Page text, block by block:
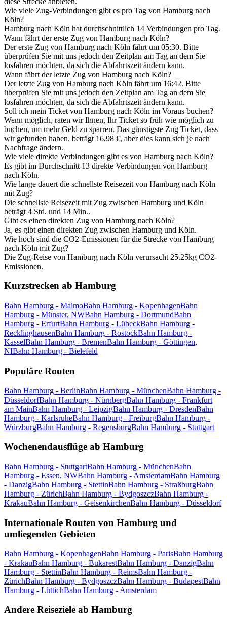
Wie viele Zug-Verbindungen gibt es pro Tag von Hamburg nach
Köln?
Hamburg nach Köln hat durchschnittlich 14 Verbindungen pro Tag.
Wann fährt der erste Zug von Hamburg nach Köln?
Der erste Zug von Hamburg nach Köln fährt um 05:30. Bitte
überprüfen Sie mit uns jedoch den Zeitplan am Tag an dem Sie
losfahren möchten, da sich die Abfahrtszeit ändern kann.
Wann fährt der letzte Zug von Hamburg nach Köln?
Der letzte Zug von Hamburg nach Köln fährt um 16:42. Bitte
überprüfen Sie mit uns jedoch den Zeitplan am Tag an dem Sie
losfahren möchten, da sich die Abfahrtszeit ändern kann.
Soll ich mein Ticket von Hamburg nach Köln im Voraus buchen?
Wenn möglich, raten wir Ihnen, Ihr Ticket so früh wie möglich zu
buchen, um mehr Geld zu sparren. Das günstigste Zug Ticket, dass
wir gefunden haben, beträgt 16,98 €, aber dies kann sich je nach
Nachfrage ändern.
Wie viele direkte Verbindungen gibt es von Hamburg nach Köln?
Es gibt im Durchschnitt 13 direkte Verbindungen von Hamburg
nach Köln.
Wie lange dauert die schnellste Reisezeit von Hamburg nach Köln
mit Zug?
Die schnellste Reisezeit mit Zug zwischen Hamburg und Köln
beträgt 4 Std. und 14 Min..
Gibt es einen direkten Zug von Hamburg nach Köln?
Ja, es gibt einen direkten Zug zwischen Hamburg und Köln.
Wie hoch sind die CO2-Emissionen für die Strecke von Hamburg
nach Köln mit Zug?
Die Zug-Reise von Hamburg nach Köln verursacht 25.25kg CO2-
Emissionen.
Kurzstrecken ab Hamburg
Bahn Hamburg - MalmoBahn Hamburg - KopenhagenBahn
Hamburg - Münster, NWBahn Hamburg - DortmundBahn
Hamburg - ErfurtBahn Hamburg - LübeckBahn Hamburg -
RecklinghausenBahn Hamburg - RostockBahn Hamburg -
KasselBahn Hamburg - BremenBahn Hamburg - Göttingen,
NIBahn Hamburg - Bielefeld
Populäre Routen
Bahn Hamburg - BerlinBahn Hamburg - MünchenBahn Hamburg -
DüsseldorfBahn Hamburg - NürnbergBahn Hamburg - Frankfurt
am MainBahn Hamburg - LeipzigBahn Hamburg - DresdenBahn
Hamburg - KarlsruheBahn Hamburg - FreiburgBahn Hamburg -
WürzburgBahn Hamburg - RegensburgBahn Hamburg - Stuttgart
Wochenendausflüge ab Hamburg
Bahn Hamburg - StuttgartBahn Hamburg - MünchenBahn
Hamburg - Essen, NWBahn Hamburg - AmsterdamBahn Hamburg
- DanzigBahn Hamburg - StettinBahn Hamburg - StraßburgBahn
Hamburg - ZürichBahn Hamburg - BydgoszczBahn Hamburg -
KrakauBahn Hamburg - GelsenkirchenBahn Hamburg - Düsseldorf
Internationale Routen von Hamburg und
umliegenden Gebieten
Bahn Hamburg - KopenhagenBahn Hamburg - ParisBahn Hamburg
- KrakauBahn Hamburg - BukarestBahn Hamburg - DanzigBahn
Hamburg - StettinBahn Hamburg - ReimsBahn Hamburg -
ZürichBahn Hamburg - BydgoszczBahn Hamburg - BudapestBahn
Hamburg - LüttichBahn Hamburg - Amsterdam
Andere Reiseziele ab Hamburg